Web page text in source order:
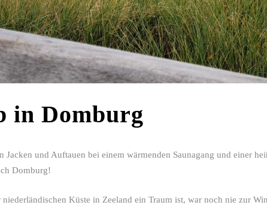
in Domburg
Jacken und Auftauen bei einem wärmenden Saunagang und einer
Domburg!
niederländischen Küste in Zeeland ein Traum ist, war noch nie zur